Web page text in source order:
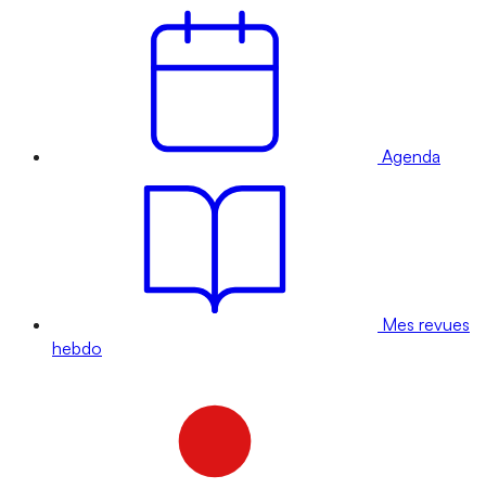
Agenda
Mes revues
hebdo